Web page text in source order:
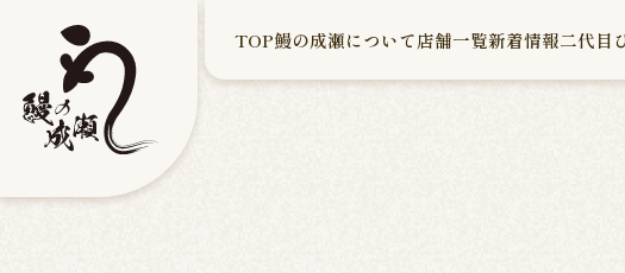
TOP鰻の成瀬について店舗一覧新着情報二代目